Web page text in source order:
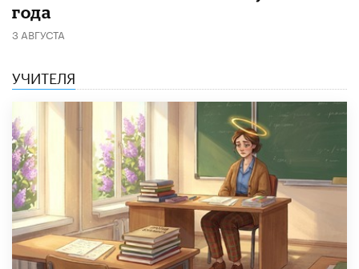
года
3 АВГУСТА
УЧИТЕЛЯ